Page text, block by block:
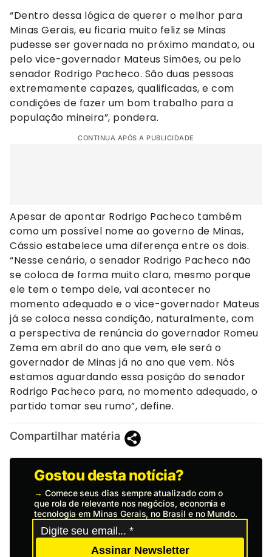
“Dentro dessa lógica de querer o melhor para
Minas Gerais, eu ficaria muito feliz se Minas
pudesse ser governada no próximo mandato, ou
pelo vice-governador Mateus Simões, ou pelo
senador Rodrigo Pacheco. São duas pessoas
extremamente capazes, qualificadas, e com
condições de fazer um bom trabalho para a
população mineira”, pondera.
CONTINUA APÓS A PUBLICIDADE
Apesar de apontar Rodrigo Pacheco também
como um possível nome ao governo de Minas,
Cássio estabelece uma diferença entre os dois.
“Nesse cenário, o senador Rodrigo Pacheco não
se coloca de forma muito clara, mesmo porque
ele tem o tempo dele, vai acontecer no
momento adequado e o vice-governador Mateus
já se coloca nessa condição, naturalmente, com
a perspectiva de renúncia do governador Romeu
Zema em abril do ano que vem, ele será o
governador de Minas já no ano que vem. Nós
estamos aguardando essa posição do senador
Rodrigo Pacheco para, no momento adequado, o
partido tomar seu rumo”, define.
Compartilhar matéria
Gostou desta notícia?
→ Comece seus dias sempre atualizado com o
que rola de relevante nos negócios, economia e
tecnologia em Minas Gerais, no Brasil e no Mundo.
Assinar Newsletter